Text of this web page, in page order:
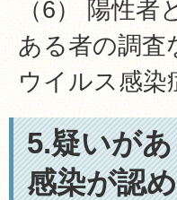
（6） 陽性
ある者の調査
ウイルス感染
5.疑いが
感染が認